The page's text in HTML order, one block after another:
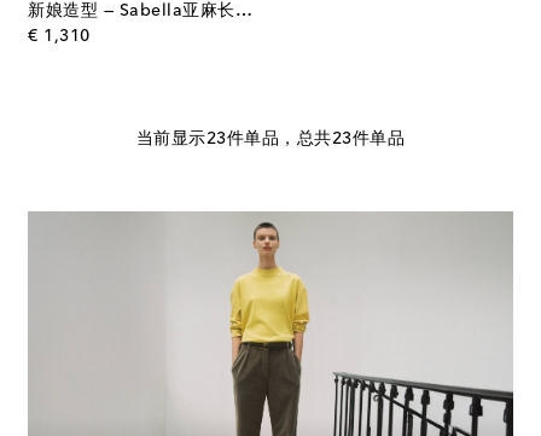
新娘造型 — Sabella亚麻长连衣裙
€ 1,310original price
当前显示23件单品，总共23件单品